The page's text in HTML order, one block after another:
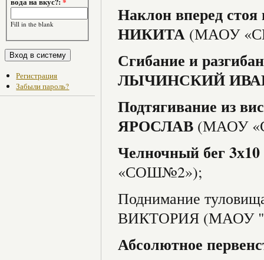
Fill in the blank
Регистрация
Забыли пароль?
Наклон вперед
НИКИТА (МАОУ
Сгибание и
ЛЫЧИНСКИЙ
Подтягивание из
ЯРОСЛАВ (МАОУ
Челночный бег
«СОШ№2»);
Поднимание
ВИКТОРИЯ (МАОУ
Абсолютное